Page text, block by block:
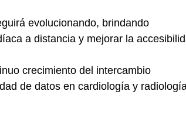
evolucionando, brindando
a distancia y mejorar la
crecimiento del intercambio
de datos en cardiología y